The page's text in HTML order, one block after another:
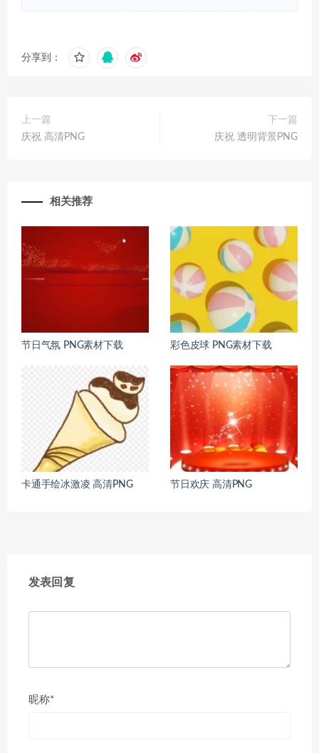
分享到：
上一篇
庆祝 高清PNG
下一篇
庆祝 透明背景PNG
相关推荐
节日气氛 PNG素材下载 彩色皮球 PNG素材下载
卡通手绘冰激凌 高清PNG 节日欢庆 高清PNG
发表回复
昵称*